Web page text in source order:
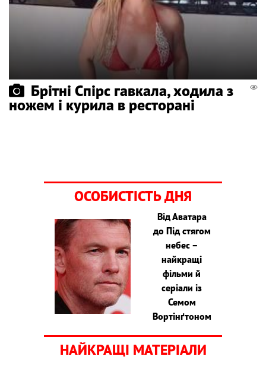
Брітні Спірс гавкала, ходила з
ножем і курила в ресторані
ОСОБИСТІСТЬ ДНЯ
Від Аватара
до Під стягом
небес –
найкращі
фільми й
серіали із
Семом
Вортінґтоном
НАЙКРАЩІ МАТЕРІАЛИ